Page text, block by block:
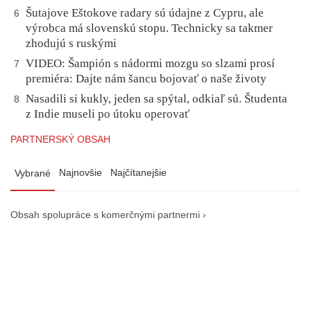
6
Šutajove Eštokove radary sú údajne z Cypru, ale
výrobca má slovenskú stopu. Technicky sa takmer
zhodujú s ruskými
7
VIDEO: Šampión s nádormi mozgu so slzami prosí
premiéra: Dajte nám šancu bojovať o naše životy
8
Nasadili si kukly, jeden sa spýtal, odkiaľ sú. Študenta
z Indie museli po útoku operovať
PARTNERSKÝ OBSAH
Vybrané Najnovšie Najčítanejšie
Obsah spolupráce s komerčnými partnermi ›